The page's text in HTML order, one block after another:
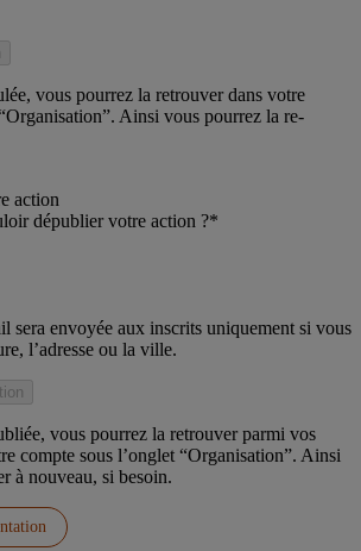
vous pourrez la retrouver dans votre
Ainsi vous pourrez la re-
action
dépublier votre action ?*
sera envoyée aux inscrits uniquement si vous
l’adresse ou la ville.
vous pourrez la retrouver parmi vos
compte sous l’onglet “Organisation”. Ainsi
à nouveau, si besoin.